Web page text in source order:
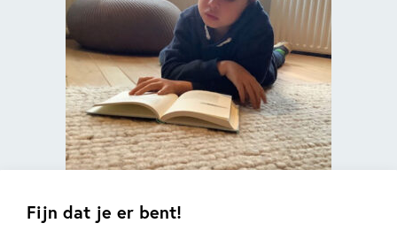
Fijn dat je er bent!
‘Ik zou dit boek aanraden omdat het een grappig en leuk